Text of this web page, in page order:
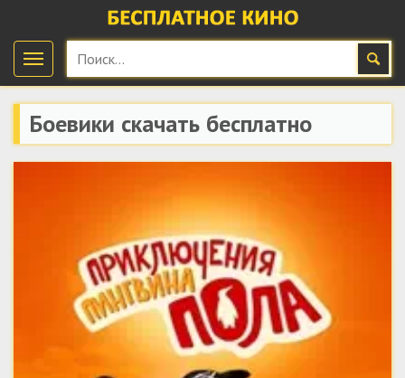
Боевики скачать бесплатно